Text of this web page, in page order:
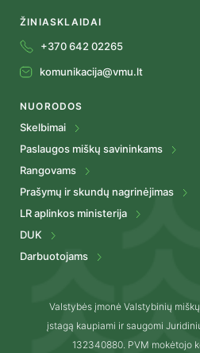
ŽINIASKLAIDAI
+370 642 02265
komunikacija@vmu.lt
NUORODOS
Skelbimai
Paslaugos miškų savininkams
Rangovams
Prašymų ir skundų nagrinėjimas
LR aplinkos ministerija
DUK
Darbuotojams
Valstybės įmonė Valstybinių
įstagą kaupiami ir saugomi
132340880. PVM mokėtojo